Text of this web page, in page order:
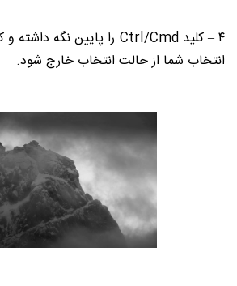
انتخاب شما از حالت انتخاب خارج شود.